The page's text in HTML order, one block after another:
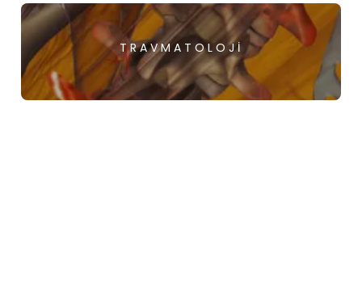
TRAVMATOLOJI